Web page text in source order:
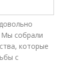
Мы собрали
которые
с